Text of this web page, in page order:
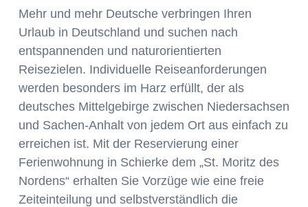
Mehr und mehr Deutsche verbringen Ihren
Urlaub in Deutschland und suchen nach
entspannenden und naturorientierten
Reisezielen. Individuelle Reiseanforderungen
werden besonders im Harz erfüllt, der als
deutsches Mittelgebirge zwischen Niedersachsen
und Sachen-Anhalt von jedem Ort aus einfach zu
erreichen ist. Mit der Reservierung einer
Ferienwohnung in Schierke dem „St. Moritz des
Nordens“ erhalten Sie Vorzüge wie eine freie
Zeiteinteilung und selbstverständlich die